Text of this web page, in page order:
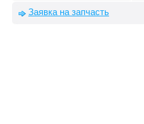
Заявка на запчасть